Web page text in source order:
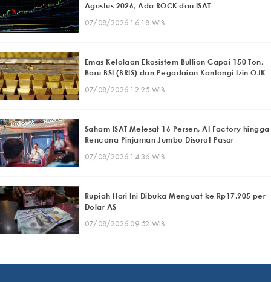
Agustus 2026, Ada ROCK dan ISAT
07/08/2026 16:18 WIB
Emas Kelolaan Ekosistem Bullion Capai 150 Ton,
Baru BSI (BRIS) dan Pegadaian Kantongi Izin OJK
07/08/2026 12:25 WIB
Saham ISAT Melesat 16 Persen, AI Factory hingga
Rencana Pinjaman Jumbo Disorot Pasar
07/08/2026 14:36 WIB
Rupiah Hari Ini Dibuka Menguat ke Rp17.905 per
Dolar AS
07/08/2026 09:52 WIB